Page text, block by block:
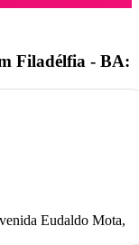
Filadélfia - BA:
Eudaldo Mota,